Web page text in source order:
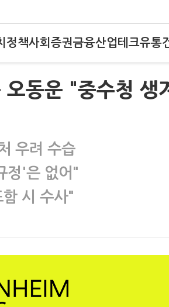
정책사회 증권금융산업테크유통
동운 "중수청 생
우려 수습
정'은 없어"
시 수사"